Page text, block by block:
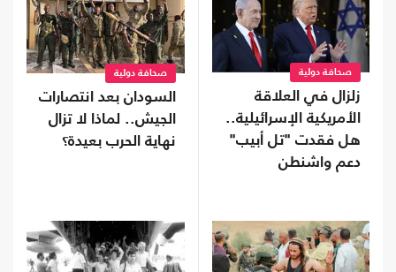
صحافة دولية
زلزال في العلاقة
الأمريكية الإسرائيلية..
هل فقدت "تل أبيب"
دعم واشنطن
صحافة دولية
السودان بعد انتصارات
الجيش.. لماذا لا تزال
نهاية الحرب بعيدة؟